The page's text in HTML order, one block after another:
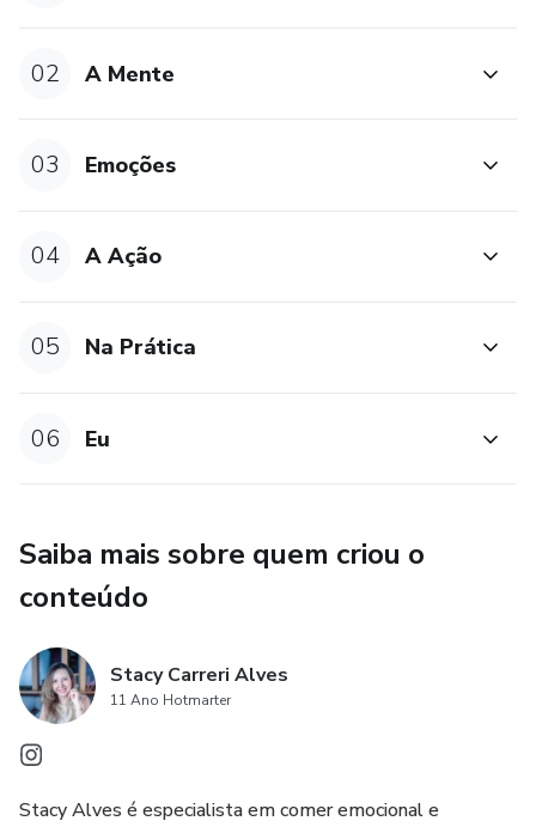
02 A Mente
03 Emoções
04 A Ação
05 Na Prática
06 Eu
Saiba mais sobre quem criou o
conteúdo
Stacy Carreri Alves
11 Ano Hotmarter
Stacy Alves é especialista em comer emocional e